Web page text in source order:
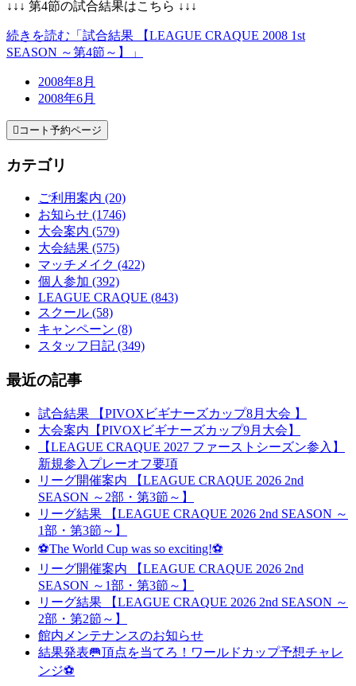
↓↓↓ 第4節の試合結果はこちら ↓↓↓
続きを読む「試合結果 【LEAGUE CRAQUE 2008 1st
SEASON ～第4節～】」
2008年8月
2008年6月
 コート予約ページ
カテゴリ
ご利用案内 (20)
お知らせ (1746)
大会案内 (579)
大会結果 (575)
マッチメイク (422)
個人参加 (392)
LEAGUE CRAQUE (843)
スクール (58)
キャンペーン (8)
スタッフ日記 (349)
最近の記事
試合結果 【PIVOXビギナーズカップ8月大会 】
大会案内【PIVOXビギナーズカップ9月大会】
【LEAGUE CRAQUE 2027 ファーストシーズン参入】
新規参入プレーオフ要項
リーグ開催案内 【LEAGUE CRAQUE 2026 2nd
SEASON ～2部・第3節～】
リーグ結果 【LEAGUE CRAQUE 2026 2nd SEASON ～
1部・第3節～】
⚽The World Cup was so exciting!⚽
リーグ開催案内 【LEAGUE CRAQUE 2026 2nd
SEASON ～1部・第3節～】
リーグ結果 【LEAGUE CRAQUE 2026 2nd SEASON ～
2部・第2節～】
館内メンテナンスのお知らせ
結果発表🥅頂点を当てろ！ワールドカップ予想チャレ
ンジ⚽